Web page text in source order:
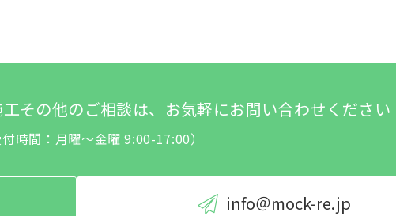
その他のご相談は、お気軽にお問い合わせください
付時間：月曜～金曜 9:00-17:00）
info＠mock-re.jp